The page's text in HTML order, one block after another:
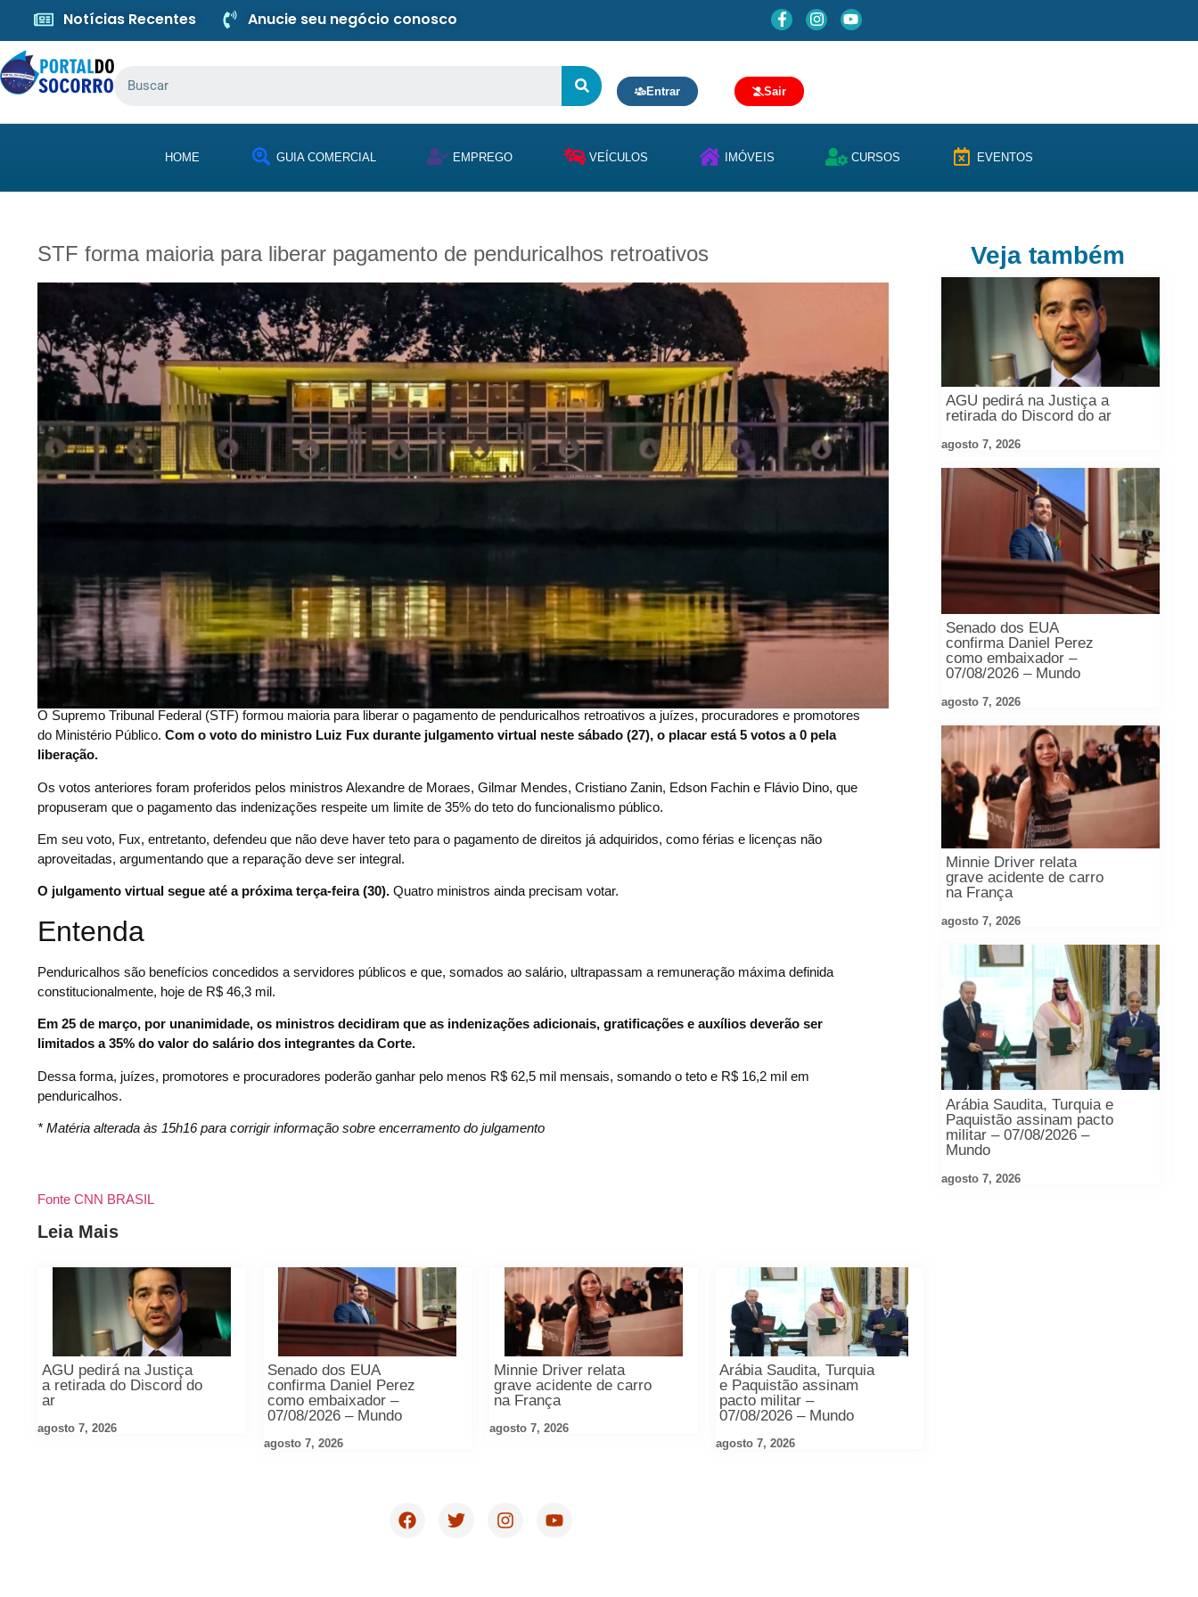
Notícias Recentes Anucie seu negócio conosco
Entrar Sair
HOME GUIA COMERCIAL EMPREGO VEÍCULOS IMÓVEIS CURSOS EVENTOS
STF forma maioria para liberar pagamento de penduricalhos retroativos
O Supremo Tribunal Federal (STF) formou maioria para liberar o pagamento de penduricalhos retroativos a juízes, procuradores e promotores
do Ministério Público. Com o voto do ministro Luiz Fux durante julgamento virtual neste sábado (27), o placar está 5 votos a 0 pela
liberação.
Os votos anteriores foram proferidos pelos ministros Alexandre de Moraes, Gilmar Mendes, Cristiano Zanin, Edson Fachin e Flávio Dino, que
propuseram que o pagamento das indenizações respeite um limite de 35% do teto do funcionalismo público.
Em seu voto, Fux, entretanto, defendeu que não deve haver teto para o pagamento de direitos já adquiridos, como férias e licenças não
aproveitadas, argumentando que a reparação deve ser integral.
O julgamento virtual segue até a próxima terça-feira (30). Quatro ministros ainda precisam votar.
Entenda
Penduricalhos são benefícios concedidos a servidores públicos e que, somados ao salário, ultrapassam a remuneração máxima definida
constitucionalmente, hoje de R$ 46,3 mil.
Em 25 de março, por unanimidade, os ministros decidiram que as indenizações adicionais, gratificações e auxílios deverão ser
limitados a 35% do valor do salário dos integrantes da Corte.
Dessa forma, juízes, promotores e procuradores poderão ganhar pelo menos R$ 62,5 mil mensais, somando o teto e R$ 16,2 mil em
penduricalhos.
* Matéria alterada às 15h16 para corrigir informação sobre encerramento do julgamento
Fonte CNN BRASIL
Leia Mais
AGU pedirá na Justiça
a retirada do Discord do
ar
agosto 7, 2026
Senado dos EUA
confirma Daniel Perez
como embaixador –
07/08/2026 – Mundo
agosto 7, 2026
Minnie Driver relata
grave acidente de carro
na França
agosto 7, 2026
Arábia Saudita, Turquia
e Paquistão assinam
pacto militar –
07/08/2026 – Mundo
agosto 7, 2026
Veja também
AGU pedirá na Justiça a
retirada do Discord do ar
agosto 7, 2026
Senado dos EUA
confirma Daniel Perez
como embaixador –
07/08/2026 – Mundo
agosto 7, 2026
Minnie Driver relata
grave acidente de carro
na França
agosto 7, 2026
Arábia Saudita, Turquia e
Paquistão assinam pacto
militar – 07/08/2026 –
Mundo
agosto 7, 2026